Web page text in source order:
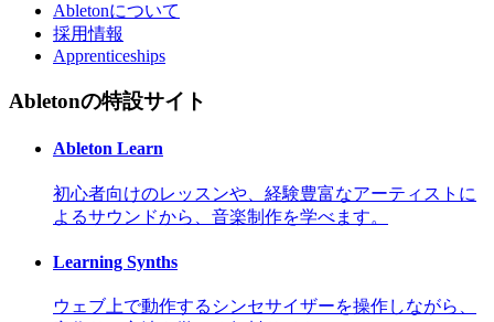
Abletonについて
採用情報
Apprenticeships
Abletonの特設サイト
Ableton Learn
初心者向けのレッスンや、経験豊富なアーティストに
よるサウンドから、音楽制作を学べます。
Learning Synths
ウェブ上で動作するシンセサイザーを操作しながら、